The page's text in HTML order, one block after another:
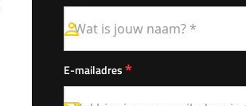
E-mailadres*